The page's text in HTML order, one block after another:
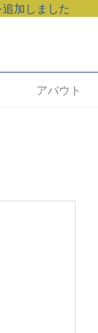
加しました
アバウト